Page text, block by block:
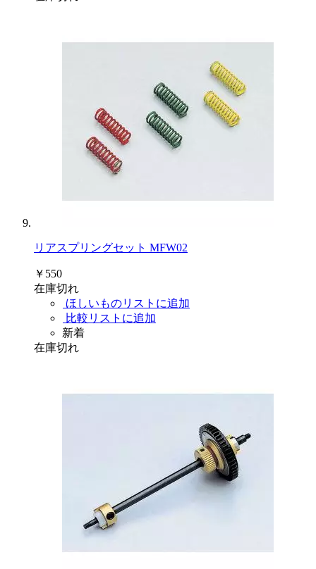
リアスプリングセット MFW02
￥550
在庫切れ
ほしいものリストに追加
比較リストに追加
新着
在庫切れ